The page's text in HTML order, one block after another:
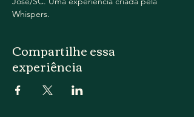
Whispers.
Compartilhe essa
experiência